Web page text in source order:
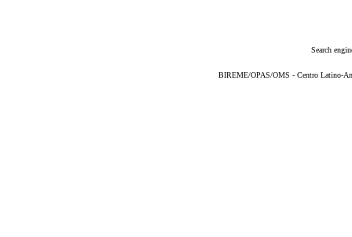
Search
BIREME/OPAS/OMS - Centro Latino-